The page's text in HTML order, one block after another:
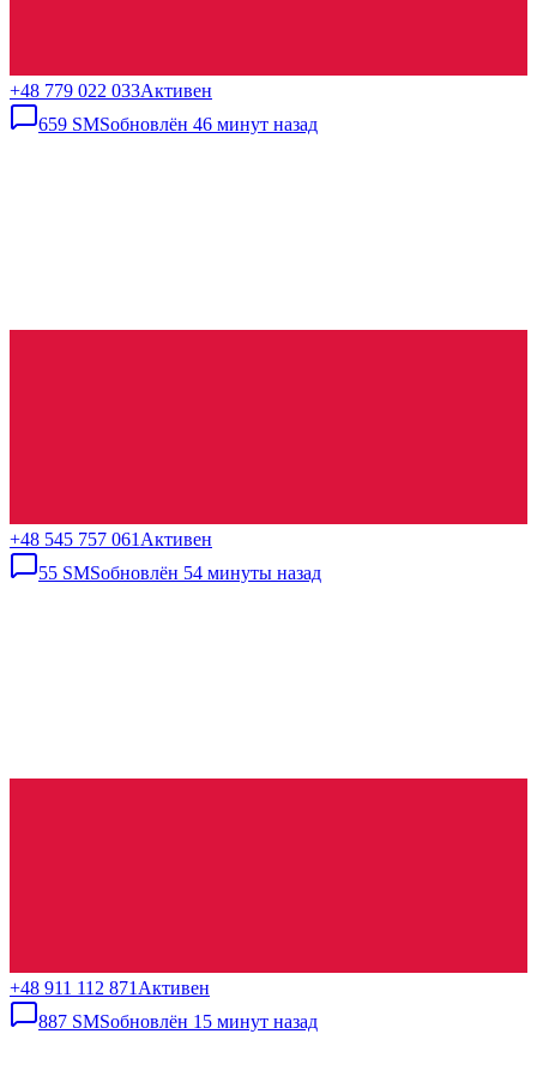
+48 779 022 033Активен
659 SMSобновлён 46 минут назад
+48 545 757 061 Активен
55 SMSобновлён 54 минуты назад
+48 911 112 871 Активен
887 SMSобновлён 15 минут назад